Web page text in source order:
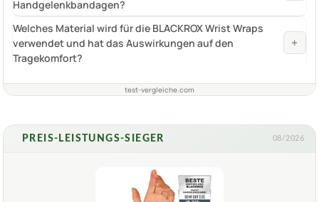
Handgelenkbandagen?
Welches Material wird für die BLACKROX Wrist Wraps
verwendet und hat das Auswirkungen auf den
Tragekomfort?
+
test-vergleiche.com
PREIS-LEISTUNGS-SIEGER 08/2026